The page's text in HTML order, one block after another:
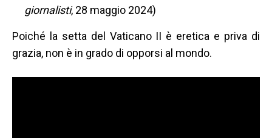
giornalisti, 28 maggio 2024)
Poiché la setta del Vaticano II è eretica e priva di
grazia, non è in grado di opporsi al mondo.